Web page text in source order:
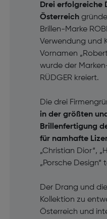
Drei erfolgreiche
Österreich
Brillen-Marke
Verwendung und
Vornamen
wurde der
RÜDGER kreiert.
Die drei
in der größten
Brillenfertigung
für namhafte
„Christian Dior“,
„Porsche Design“
Der Drang und
Kollektion zu
Österreich und